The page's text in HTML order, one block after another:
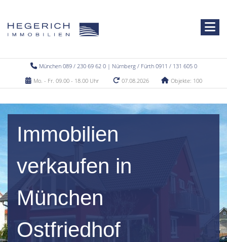
München 089 / 230 69 62 0 | Nürnberg / Fürth 0911 / 131 605 0
Mo. - Fr. 09.00 - 18.00 Uhr
07.08.2026 Objekte: 100
Immobilien
verkaufen in
München
Ostfriedhof